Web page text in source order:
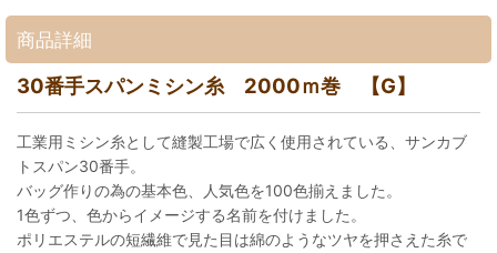
商品詳細
30番手スパンミシン糸 2000ｍ巻 【G】
工業用ミシン糸として縫製工場で広く使用されている、サンカブ
トスパン30番手。
バッグ作りの為の基本色、人気色を100色揃えました。
1色ずつ、色からイメージする名前を付けました。
ポリエステルの短繊維で見た目は綿のようなツヤを押さえた糸で